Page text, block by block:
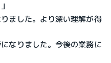
ました。より深い理解が得
なりました。今後の業務に